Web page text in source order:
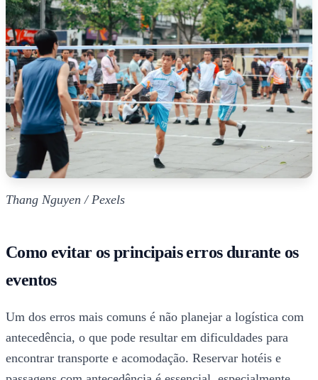
Thang Nguyen / Pexels
Como evitar os principais erros durante os
eventos
Um dos erros mais comuns é não planejar a logística com
antecedência, o que pode resultar em dificuldades para
encontrar transporte e acomodação. Reservar hotéis e